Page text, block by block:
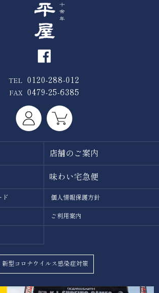
TEL 0120-288-012
FAX 0479-25-6385
店舗のご案内
味わい宅急便
ド 個人情報保護方針
ご利用案内
新型コロナウイルス感染症対策